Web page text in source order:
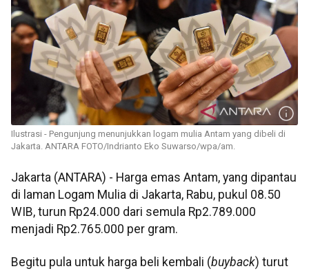
Ilustrasi - Pengunjung menunjukkan logam mulia Antam yang dibeli di
Jakarta. ANTARA FOTO/Indrianto Eko Suwarso/wpa/am.
Jakarta (ANTARA) - Harga emas Antam, yang dipantau
di laman Logam Mulia di Jakarta, Rabu, pukul 08.50
WIB, turun Rp24.000 dari semula Rp2.789.000
menjadi Rp2.765.000 per gram.
Begitu pula untuk harga beli kembali (buyback) turut